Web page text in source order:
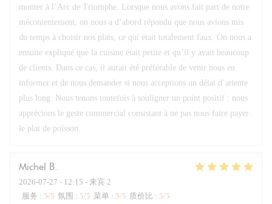
monter à l’Arc de Triomphe. Lorsque nous avons fait part de notre
mécontentement, on nous a d’abord répondu que nous avions mis
du temps à choisir nos plats, ce qui était totalement faux. On nous a
ensuite expliqué que la cuisine était petite et qu’il y avait beaucoup
de clients. Dans ce cas, il aurait été préférable de venir nous en
informer et de nous demander si nous acceptions un délai d’attente
plus long. Nous tenons toutefois à souligner un point positif : nous
apprécions le geste commercial consistant à ne pas nous faire payer
le plat de poisson.
Michel B
2026-07-27 - 12:15 - 来宾 2
服务 : 5/5 氛围 : 5/5 菜单 : 5/5 质价比 : 5/5